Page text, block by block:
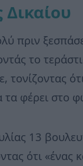
πριν
το
τονίζοντας
τα φέρει στο
13
ότι «ένας